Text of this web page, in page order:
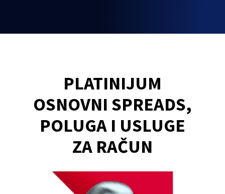
PLATINIJUM
OSNOVNI SPREADS,
POLUGA I USLUGE
ZA RAČUN